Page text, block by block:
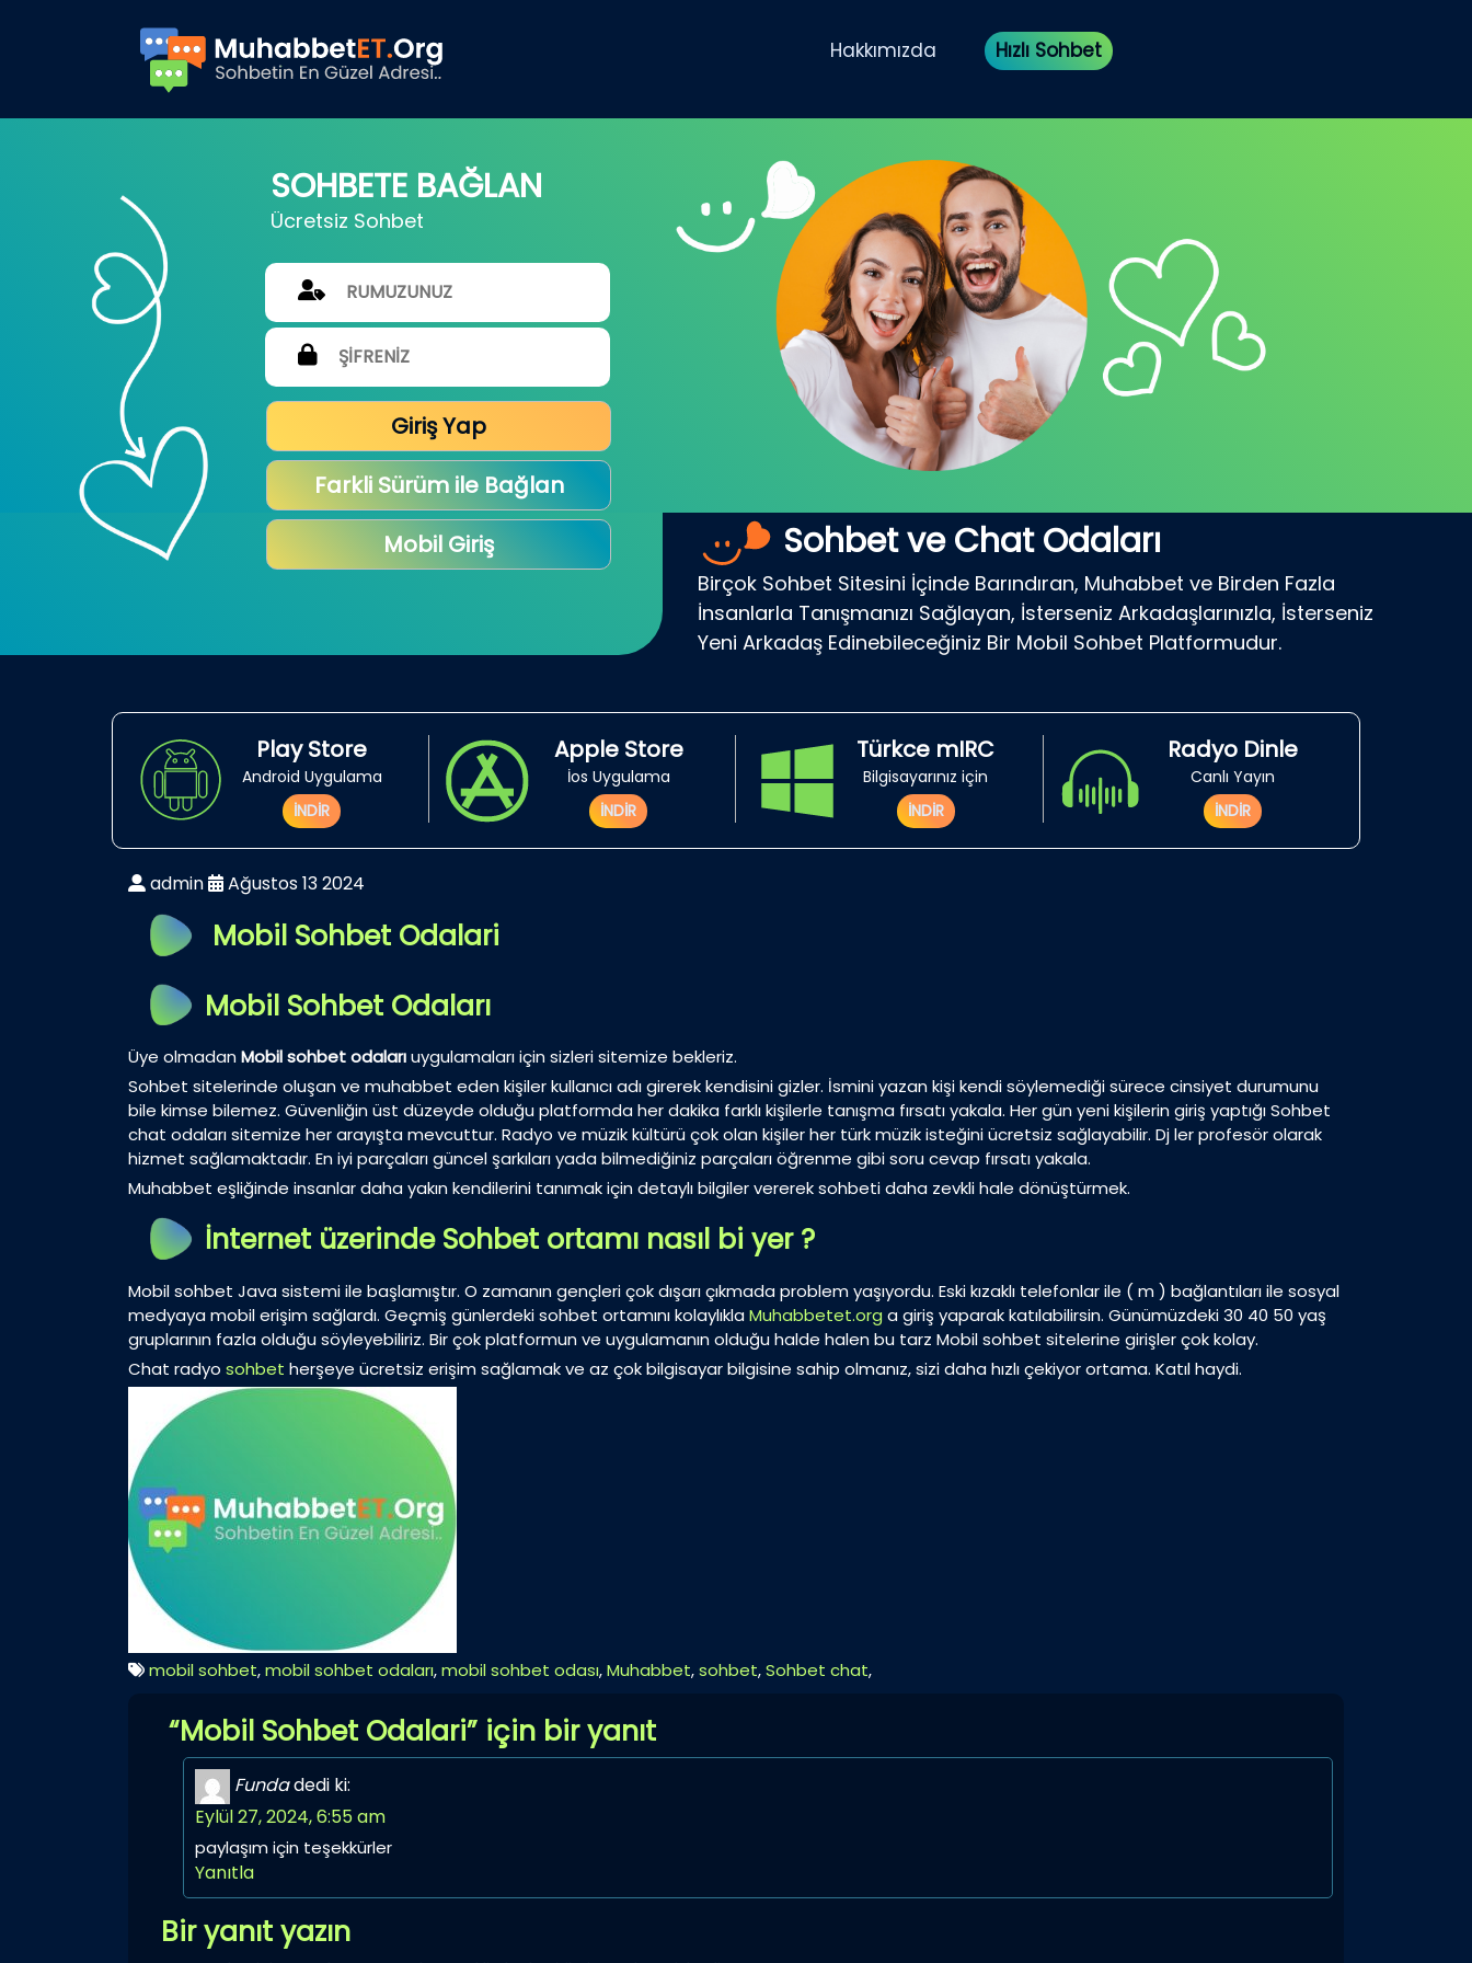
Hakkımızda Hızlı Sohbet
SOHBETE BAĞLAN
Ücretsiz Sohbet
Giriş Yap
Farkli Sürüm ile Bağlan
Mobil Giriş
Sohbet ve Chat Odaları
Birçok Sohbet Sitesini İçinde Barındıran, Muhabbet ve Birden Fazla
İnsanlarla Tanışmanızı Sağlayan, İsterseniz Arkadaşlarınızla, İsterseniz
Yeni Arkadaş Edinebileceğiniz Bir Mobil Sohbet Platformudur.
Play Store
Android Uygulama
İNDİR
Apple Store
İos Uygulama
İNDİR
Türkce mIRC
Bilgisayarınız için
İNDİR
Radyo Dinle
Canlı Yayın
İNDİR
admin Ağustos 13 2024
Mobil Sohbet Odalari
Mobil Sohbet Odaları
Üye olmadanMobil sohbetodalarıuygulamaları için sizleri sitemize bekleriz.
Sohbet sitelerinde oluşan ve muhabbet eden kişiler kullanıcı adı girerek kendisini gizler. İsmini yazan kişi kendi söylemediği sürece cinsiyet durumunu
bile kimse bilemez. Güvenliğin üst düzeyde olduğu platformda her dakika farklı kişilerle tanışma fırsatı yakala. Her gün yeni kişilerin giriş yaptığı Sohbet
chat odaları sitemize her arayışta mevcuttur. Radyo ve müzik kültürü çok olan kişiler her türk müzik isteğini ücretsiz sağlayabilir. Dj ler profesör olarak
hizmet sağlamaktadır. En iyi parçaları güncel şarkıları yada bilmediğiniz parçaları öğrenme gibi soru cevap fırsatı yakala.
Muhabbet eşliğinde insanlar daha yakın kendilerini tanımak için detaylı bilgiler vererek sohbeti daha zevkli hale dönüştürmek.
İnternet üzerinde Sohbet ortamı nasıl bi yer ?
Mobil sohbet Java sistemi ile başlamıştır. O zamanın gençleri çok dışarı çıkmada problem yaşıyordu. Eski kızaklı telefonlar ile ( m ) bağlantıları ile sosyal
medyaya mobil erişim sağlardı. Geçmiş günlerdeki sohbet ortamını kolaylıklaMuhabbetet.org a giriş yaparak katılabilirsin. Günümüzdeki 30 40 50 yaş
gruplarının fazla olduğu söyleyebiliriz. Bir çok platformun ve uygulamanın olduğu halde halen bu tarz Mobil sohbet sitelerine girişler çok kolay.
Chat radyo sohbet herşeye ücretsiz erişim sağlamak ve az çok bilgisayar bilgisine sahip olmanız, sizi daha hızlı çekiyor ortama. Katıl haydi.
mobil sohbet,mobil sohbet odaları,mobil sohbet odası,Muhabbet,sohbet,Sohbet chat,
“Mobil Sohbet Odalari” için bir yanıt
Fundadedi ki:
Eylül 27, 2024, 6:55 am
paylaşım için teşekkürler
Yanıtla
Bir yanıt yazın